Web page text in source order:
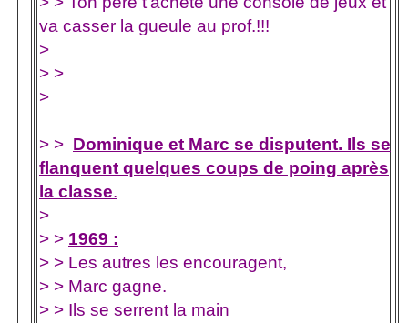
va casser la gueule au prof.!!!
>
> >
>
> > Dominique et Marc se disputent. Ils se
flanquent quelques coups de poing après
la classe.
>
> > 1969 :
> > Les autres les encouragent,
> > Marc gagne.
> > Ils se serrent la main